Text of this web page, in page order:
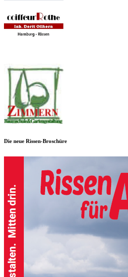
Die neue Rissen-Broschüre